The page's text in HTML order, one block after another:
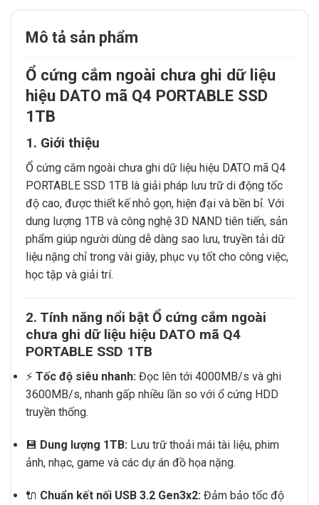
Mô tả sản phẩm
Ổ cứng cắm ngoài chưa ghi dữ liệu
hiệu DATO mã Q4 PORTABLE SSD
1TB
1. Giới thiệu
Ổ cứng cắm ngoài chưa ghi dữ liệu hiệu DATO mã Q4
PORTABLE SSD 1TB là giải pháp lưu trữ di động tốc
độ cao, được thiết kế nhỏ gọn, hiện đại và bền bỉ. Với
dung lượng 1TB và công nghệ 3D NAND tiên tiến, sản
phẩm giúp người dùng dễ dàng sao lưu, truyền tải dữ
liệu nặng chỉ trong vài giây, phục vụ tốt cho công việc,
học tập và giải trí.
2. Tính năng nổi bật Ổ cứng cắm ngoài
chưa ghi dữ liệu hiệu DATO mã Q4
PORTABLE SSD 1TB
⚡ Tốc độ siêu nhanh: Đọc lên tới 4000MB/s và ghi
3600MB/s, nhanh gấp nhiều lần so với ổ cứng HDD
truyền thống.
💾 Dung lượng 1TB: Lưu trữ thoải mái tài liệu, phim
ảnh, nhạc, game và các dự án đồ họa nặng.
🔌 Chuẩn kết nối USB 3.2 Gen3x2: Đảm bảo tốc độ